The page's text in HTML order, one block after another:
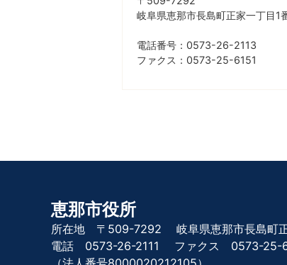
岐阜県恵那市長島町正家一丁目
電話番号：0573-26-2113
ファクス：0573-25-6151
恵那市役所
所在地 〒509-7292
岐阜県恵那市長島町
電話 0573-26-2111
ファクス 0573-25-